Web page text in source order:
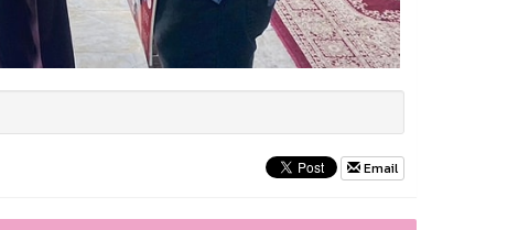
Email